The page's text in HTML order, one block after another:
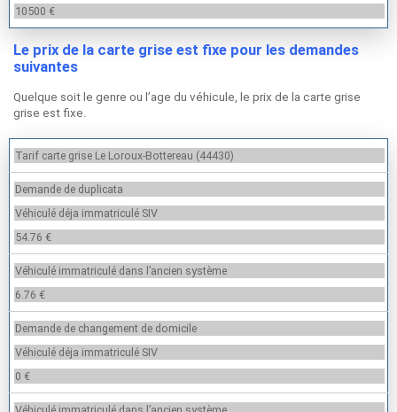
10500 €
Le prix de la carte grise est fixe pour les demandes
suivantes
Quelque soit le genre ou l’age du véhicule, le prix de la carte grise
grise est fixe.
Tarif carte grise Le Loroux-Bottereau (44430)
Demande de duplicata
Véhiculé déja immatriculé SIV
54.76 €
Véhiculé immatriculé dans l’ancien système
6.76 €
Demande de changement de domicile
Véhiculé déja immatriculé SIV
0 €